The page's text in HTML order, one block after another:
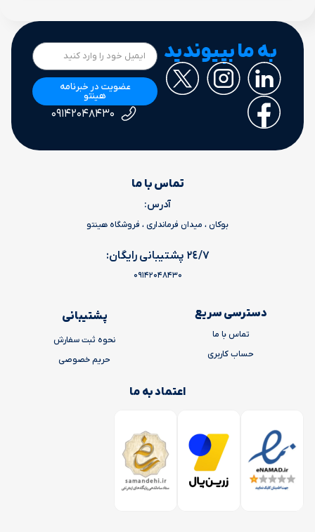
به ما بپیوندید
عضویت در خبرنامه
هینتو
۰۹۱۴۲۰۴۸۴۳۰
تماس با ما
آدرس:
بوکان ، میدان فرمانداری ، فروشگاه هینتو
٢٤/٧ پشتیبانی رایگان:
09142048430
دسترسی سریع
تماس با ما
حساب کاربری
پشتیبانی
نحوه ثبت سفارش
حریم خصوصی
اعتماد به ما